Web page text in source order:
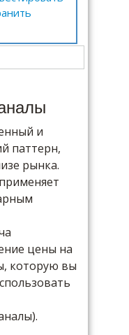
и
паттерн,
рынка.
цены на
которую вы